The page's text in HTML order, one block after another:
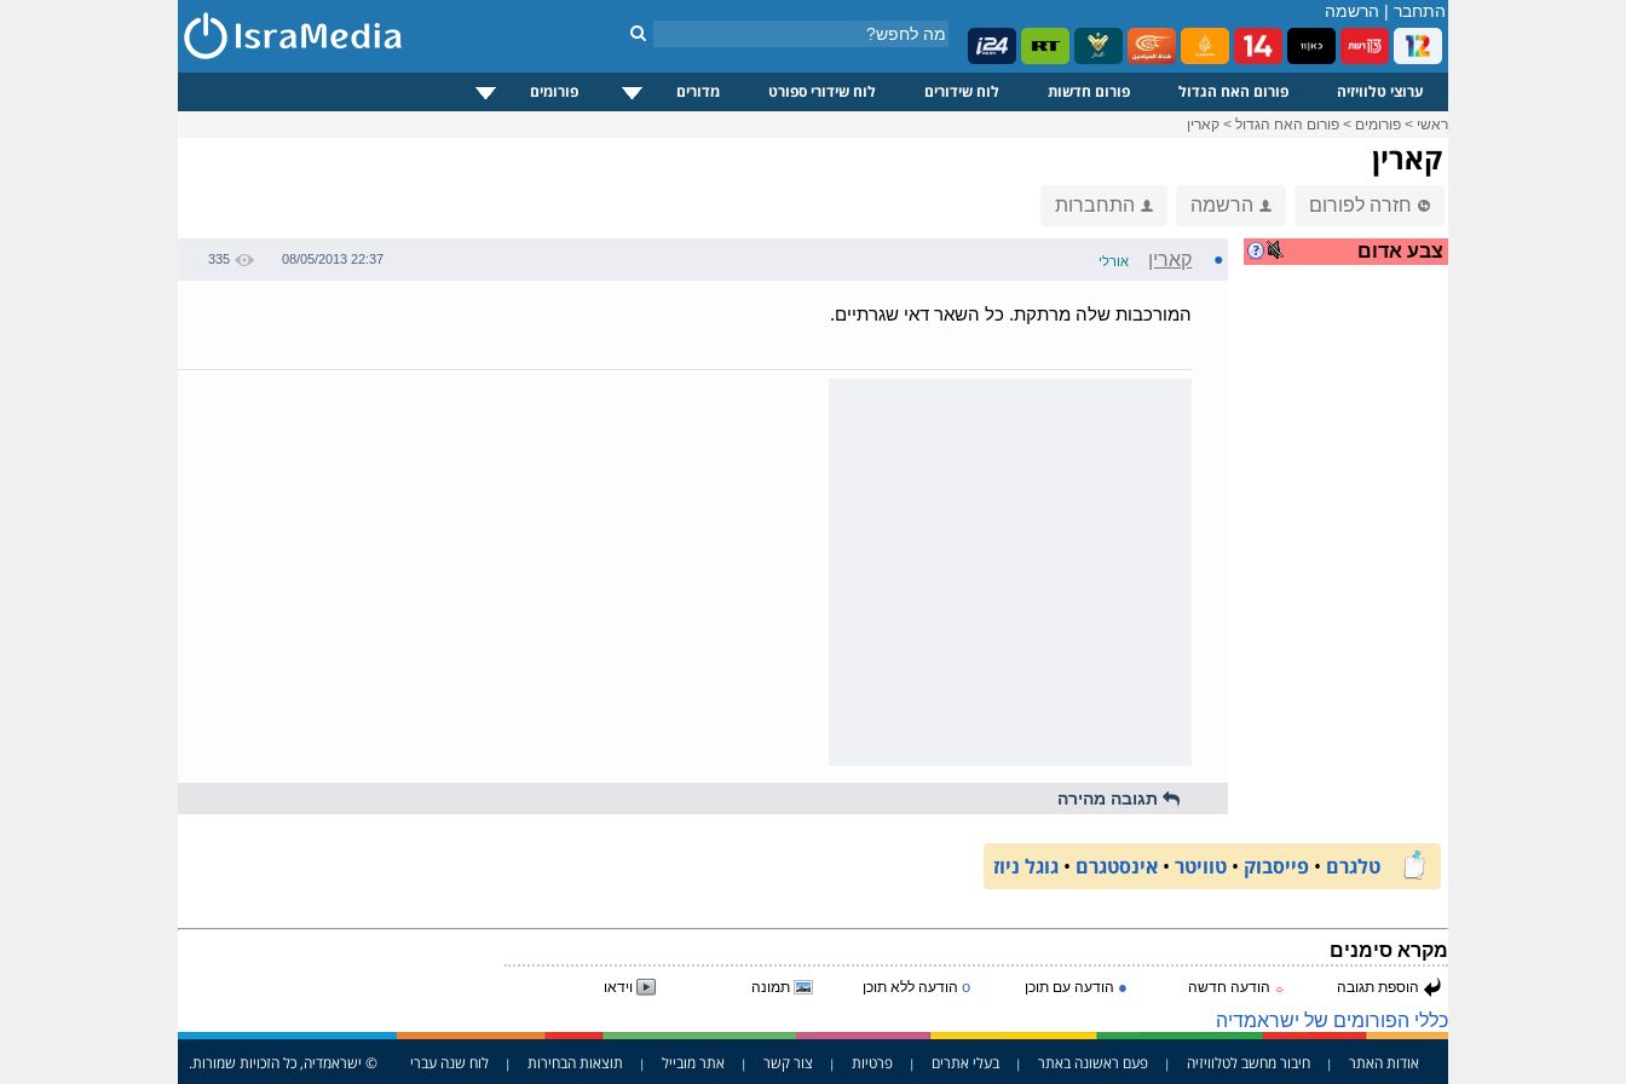
התחבר | הרשמה
ערוצי טלוויזיה פורום האח הגדול פורום חדשות לוח שידורים לוח שידורי ספורט מדורים פורומים
ראשי > פורומים > פורום האח הגדול > קארין
קארין
חזרה לפורום הרשמה התחברות
צבע אדום ● קארין אורלי 08/05/2013 22:37
335
המורכבות שלה מרתקת. כל השאר דאי שגרתיים.
תגובה מהירה
טלגרם • פייסבוק • טוויטר • אינסטגרם • גוגל ניוז
מקרא סימנים
הוספת תגובה ☼ הודעה חדשה ● הודעה עם תוכן o הודעה ללא תוכן תמונה וידאו
כללי הפורומים של ישראמדיה
© ישראמדיה, כל הזכויות שמורות. אודות האתר | חיבור מחשב לטלוויזיה | פעם ראשונה באתר | בעלי אתרים | פרטיות | צור קשר | אתר מובייל | תוצאות הבחירות | לוח שנה עברי